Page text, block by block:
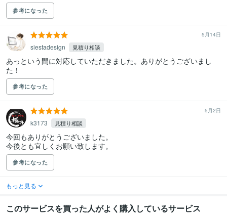
参考になった
5月14日
siestadesign 見積り相談
あっという間に対応していただきました。ありがとうございまし
た！
参考になった
5月2日
k3173 見積り相談
今回もありがとうございました。
今後とも宜しくお願い致します。
参考になった
もっと見る
このサービスを買った人がよく購入しているサービス